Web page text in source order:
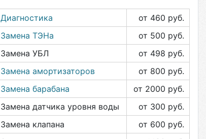
Диагностика от 460 руб.
Замена ТЭНа
от 500 руб.
Замена УБЛ
от 498 руб.
Замена амортизаторов
от 800 руб.
Замена барабана
от 2000 руб.
Замена датчика уровня воды
от 300 руб.
Замена клапана
от 600 руб.